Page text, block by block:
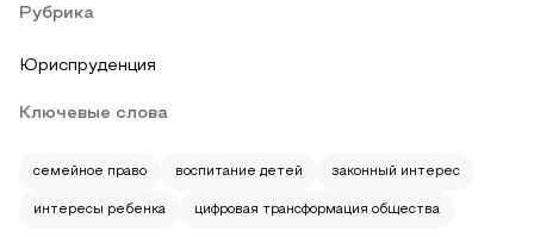
Рубрика
Юриспруденция
Ключевые слова
семейное право воспитание детей законный интерес
интересы ребенка цифровая трансформация общества